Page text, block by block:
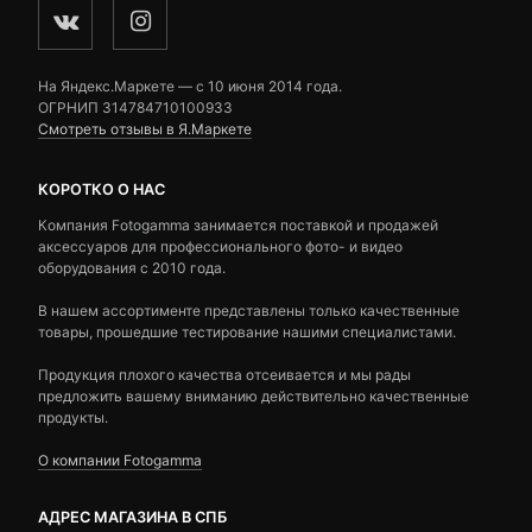
На Яндекс.Маркете — c 10 июня 2014 года.
ОГРНИП 314784710100933
Смотреть отзывы в Я.Маркете
КОРОТКО О НАС
Компания Fotogamma занимается поставкой и продажей
аксессуаров для профессионального фото- и видео
оборудования с 2010 года.
В нашем ассортименте представлены только качественные
товары, прошедшие тестирование нашими специалистами.
Продукция плохого качества отсеивается и мы рады
предложить вашему вниманию действительно качественные
продукты.
О компании Fotogamma
АДРЕС МАГАЗИНА В СПБ